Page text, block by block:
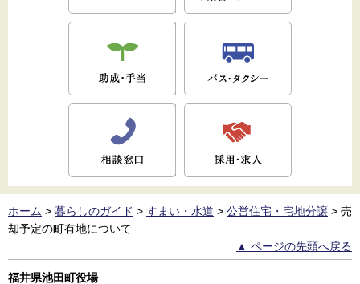
ホーム > 暮らしのガイド > すまい・水道 > 公営住宅・宅地分譲 > 売
却予定の町有地について
▲ ページの先頭へ戻る
福井県池田町役場